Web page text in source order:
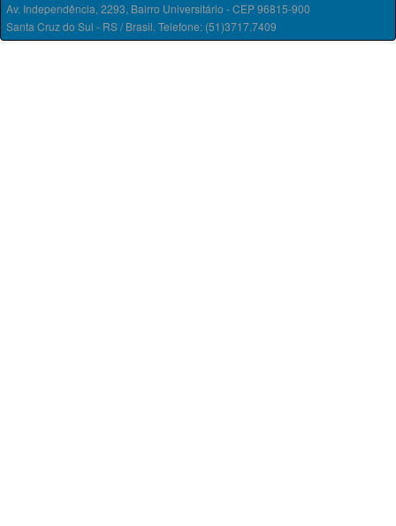
Av. Independência, 2293, Bairro Universitário - CEP 96815-900
Santa Cruz do Sul - RS / Brasil. Telefone: (51)3717.7409